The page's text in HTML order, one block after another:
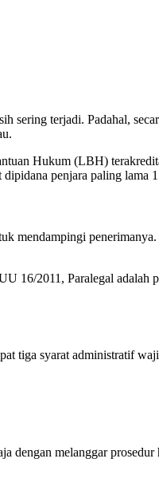
Pidana
terjadi. Padahal,
Hukum (LBH)
penjara paling lama
mendampingi